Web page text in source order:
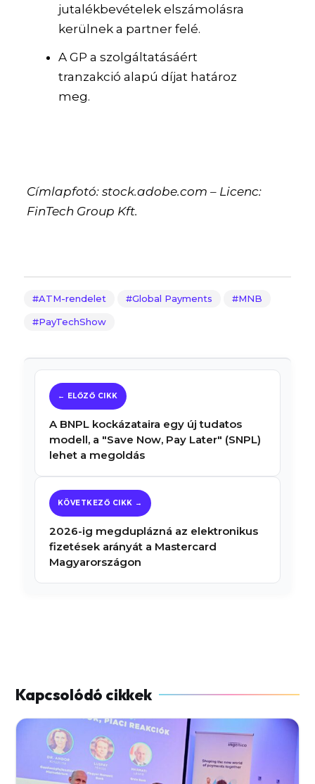
jutalékbevételek elszámolásra
kerülnek a partner felé.
A GP a szolgáltatásáért
tranzakció alapú díjat határoz
meg.
Címlapfotó: stock.adobe.com – Licenc:
FinTech Group Kft.
ATM-rendelet Global Payments MNB
PayTechShow
A BNPL kockázataira egy új tudatos
modell, a "Save Now, Pay Later" (SNPL)
lehet a megoldás
2026-ig megduplázná az elektronikus
fizetések arányát a Mastercard
Magyarországon